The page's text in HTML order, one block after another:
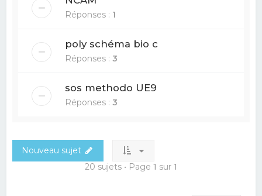
Réponses : 1
poly schéma bio c
Réponses :3
sos methodo UE9
Réponses :3
Nouveau sujet
20 sujets • Page 1 sur 1